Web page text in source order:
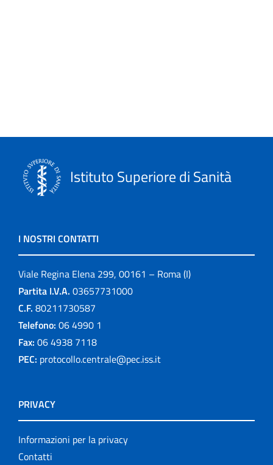
Opuscoli
Other publications
Pubblicazioni
Pubblicazioni cessate
Publication for schools
Rapporti ISS COVID-19
Rapporti ISS COVID-19 in English
Rapporti ISS Sorveglianza
Istituto Superiore di Sanità
I NOSTRI CONTATTI
Viale Regina Elena 299, 00161 – Roma (I)
Partita I.V.A. 03657731000
C.F. 80211730587
Telefono: 06 4990 1
Fax: 06 4938 7118
PEC: protocollo.centrale@pec.iss.it
PRIVACY
Informazioni per la privacy
Contatti